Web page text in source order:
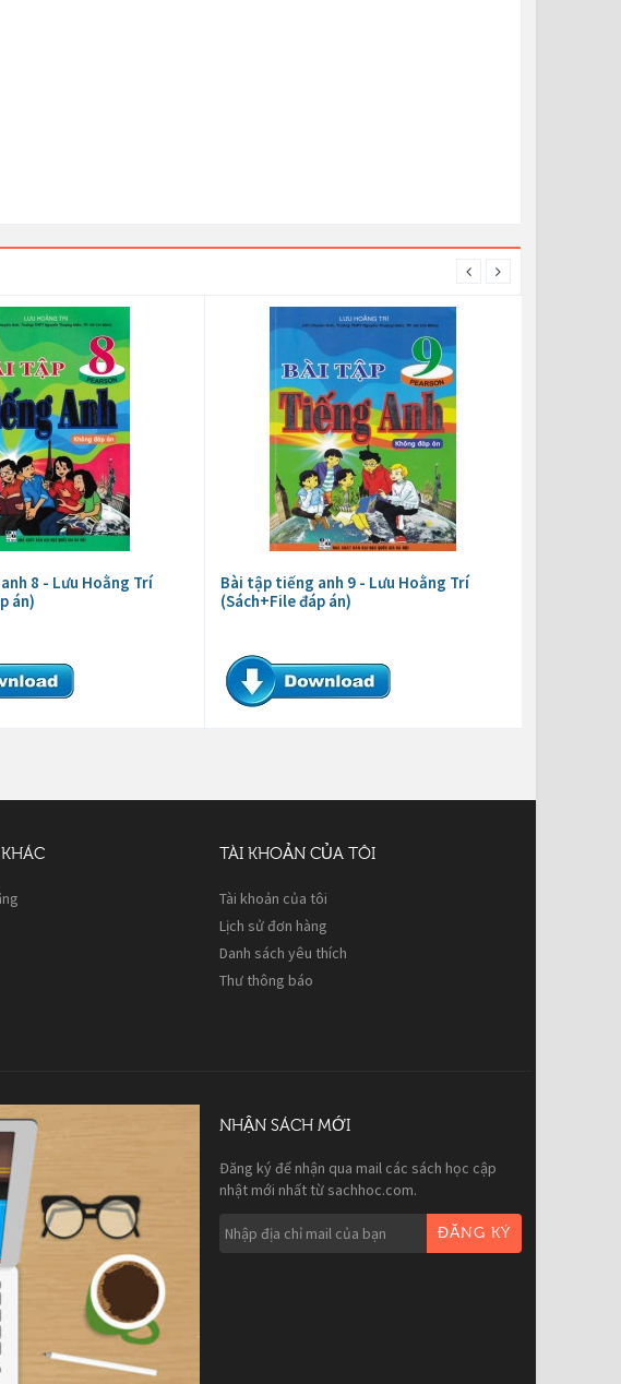
8 - Lưu Hoằng Trí
án)
Bài tập tiếng anh 9 - Lưu Hoằng Trí
(Sách+File đáp án)
TÀI KHOẢN CỦA TÔI
Tài khoản của tôi
Lịch sử đơn hàng
Danh sách yêu thích
Thư thông báo
NHẬN SÁCH MỚI
Đăng ký để nhận qua mail các sách học cập
nhật mới nhất từ sachhoc.com.
ĐĂNG KÝ